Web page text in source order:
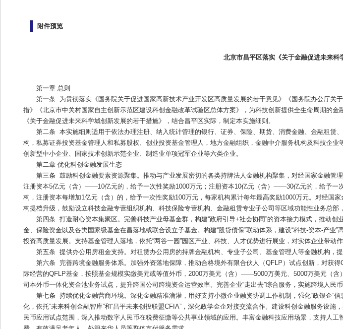
附件预览
北京市昌平区落实《关于金融促进未来科
第一章 总则
第一条  为贯彻落实《国务院关于促进国家高新技术产业开发区高质量发展的若干意见》《国务院办公厅
措》《北京市中关村国家自主创新示范区建设科创金融改革试验区总体方案》，为科技创新提供全生命周期的
《关于金融促进未来科学城创新发展的若干措施》，结合昌平区实际，制定本实施细则。
第二条  本实施细则适用于依法办理注册、纳入统计管理的银行、证券、保险、期货、消费金融、金融租
构，私募证券投资基金管理人和私募股权、创业投资基金管理人，地方金融组织，金融中介服务机构及科技企业
创新型中小企业、国家技术创新示范企业、制造业单项冠军企业等六类企业。
第二章 优化科创金融发展生态
第三条  鼓励科创金融要素资源聚集。推动与产业发展密切的各类持牌法人金融机构聚集，对经国家金融
注册资本5亿元（含）——10亿元的，给予一次性奖励1000万元；注册资本10亿元（含）——30亿元的，给予一
构，注册资本每增加1亿元（含）的，给予一次性奖励100万元，每家机构累计每年最高奖励1000万元。对经
构提档升级，鼓励设立科技金融专营组织机构、科技保险专营机构、金融租赁专业子公司等区域功能性业务总部
第四条  打造耐心资本集聚区。完善科技产业母基金群，构建“政府引导+社会协同”的资本接力模式，推动创
金、保险资金以及各类国家级基金在昌落地或联合设立子基金。构建“股贷债保”联动体系，建设“科技-资本-产
投资高质量发展。支持基金管理人落地，依托“两谷一园”园区产业、科技、人才优势进行展业，对实体企业带动
第五条  提供办公用房租金支持。对租赁办公用房的持牌金融机构、专业子公司、基金管理人等金融机构
第六条  完善跨境金融服务体系。加强外资落地保障，推动合格境外有限合伙人（QFLP）试点创新，对
际经营的QFLP基金，按照基金规模实缴美元或等值外币，2000万美元（含）——5000万美元、5000万美元（
司本外币一体化资金池业务试点，提升跨国公司跨境资金运营效率。完善企业“走出去”综合服务，实施跨境人民
第七条  持续优化金融营商环境。深化金融精准滴灌，用好支持小微企业融资协调工作机制，强化“政银企
化，依托“未来科创金融智库”和“昌平未来创投联盟CFIA”，深化政学金企对接交流合作。建设科创金融服务设
民币应用试点范围，深入推动数字人民币在税费征缴等公共事业领域的应用。丰富金融科技应用场景，支持人